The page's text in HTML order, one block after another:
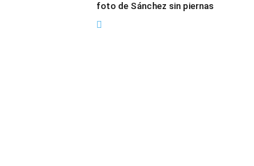
foto de Sánchez sin piernas